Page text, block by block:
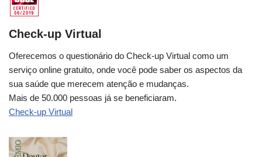
Check-up Virtual
Oferecemos o questionário do Check-up Virtual como um
serviço online gratuito, onde você pode saber os aspectos da
sua saúde que merecem atenção e mudanças.
Mais de 50.000 pessoas já se beneficiaram.
Check-up Virtual